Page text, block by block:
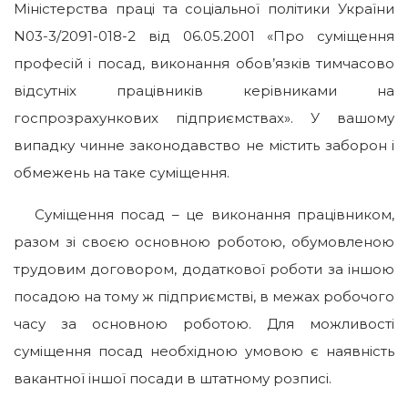
Міністерства праці та соціальної політики України
N03-3/2091-018-2 від 06.05.2001 «Про суміщення
професій і посад, виконання обов’язків тимчасово
відсутніх працівників керівниками на
госпрозрахункових підприємствах». У вашому
випадку чинне законодавство не містить заборон і
обмежень на таке суміщення.
Суміщення посад – це виконання працівником,
разом зі своєю основною роботою, обумовленою
трудовим договором, додаткової роботи за іншою
посадою на тому ж підприємстві, в межах робочого
часу за основною роботою. Для можливості
суміщення посад необхідною умовою є наявність
вакантної іншої посади в штатному розписі.